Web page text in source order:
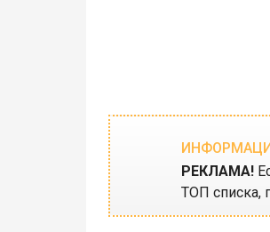
РЕКЛАМА!
ТОП списка,